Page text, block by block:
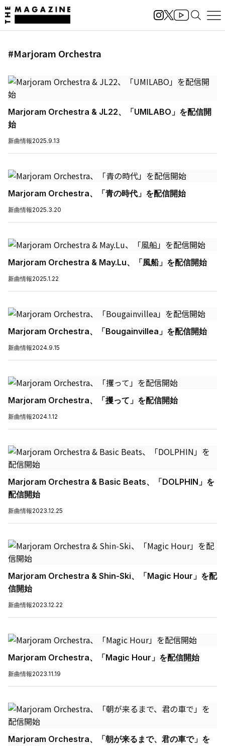
#Marjoram Orchestra
Marjoram Orchestra & JL22、「UMILABO」を配信開
始
新曲情報2025.9.13
Marjoram Orchestra、「青の時代」を配信開始
新曲情報2025.3.20
Marjoram Orchestra & May.Lu、「風船」を配信開始
新曲情報2025.1.22
Marjoram Orchestra、「Bougainvillea」を配信開始
新曲情報2024.9.15
Marjoram Orchestra、「攫って」を配信開始
新曲情報2024.1.12
Marjoram Orchestra & Basic Beats、「DOLPHIN」を
配信開始
新曲情報2023.12.25
Marjoram Orchestra & Shin-Ski、「Magic Hour」を配
信開始
新曲情報2023.12.22
Marjoram Orchestra、「Magic Hour」を配信開始
新曲情報2023.11.19
Marjoram Orchestra、「朝が来るまで、君の車で」を